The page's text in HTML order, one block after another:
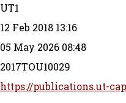
UT1
12 Feb 2018 13:16
05 May 2026 08:48
2017TOU10029
https://publications.ut-